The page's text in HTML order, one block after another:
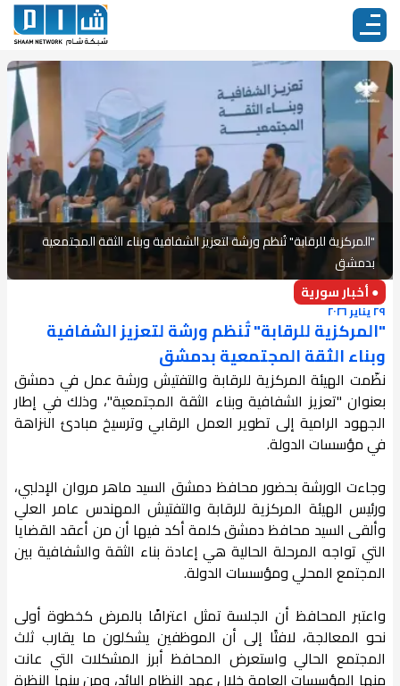
"المركزية للرقابة" تُنظم ورشة لتعزيز الشفافية وبناء الثقة المجتمعية
بدمشق
● أخبار سورية
٢٩ يناير ٢٠٢٦
"المركزية للرقابة" تُنظم ورشة لتعزيز الشفافية
وبناء الثقة المجتمعية بدمشق
نظّمت الهيئة المركزية للرقابة والتفتيش ورشة عمل في دمشق
بعنوان "تعزيز الشفافية وبناء الثقة المجتمعية"، وذلك في إطار
الجهود الرامية إلى تطوير العمل الرقابي وترسيخ مبادئ النزاهة
في مؤسسات الدولة.
وجاءت الورشة بحضور محافظ دمشق السيد ماهر مروان الإدلبي،
ورئيس الهيئة المركزية للرقابة والتفتيش المهندس عامر العلي
وألقى السيد محافظ دمشق كلمة أكد فيها أن من أعقد القضايا
التي تواجه المرحلة الحالية هي إعادة بناء الثقة والشفافية بين
المجتمع المحلي ومؤسسات الدولة.
واعتبر المحافظ أن الجلسة تمثل اعترافًا بالمرض كخطوة أولى
نحو المعالجة، لافتًا إلى أن الموظفين يشكلون ما يقارب ثلث
المجتمع الحالي واستعرض المحافظ أبرز المشكلات التي عانت
منها المؤسسات العامة خلال عهد النظام البائد، ومن بينها النظرة